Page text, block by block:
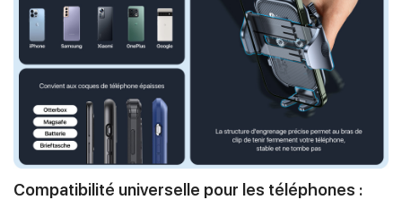
Compatibilité universelle pour les téléphones :